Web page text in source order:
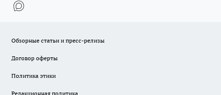
Обзорные статьи и пресс-релизы
Договор оферты
Политика этики
Редакционная политика